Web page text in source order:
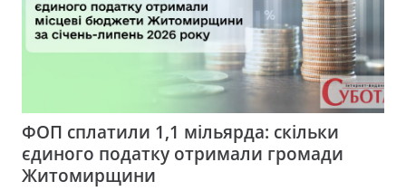
ФОП сплатили 1,1 мільярда: скільки
єдиного податку отримали громади
Житомирщини